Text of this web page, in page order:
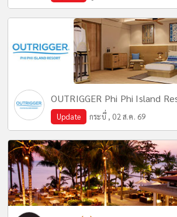
OUTRIGGER Phi Phi Island
Update กระบี่ , 02 ส.ค. 69